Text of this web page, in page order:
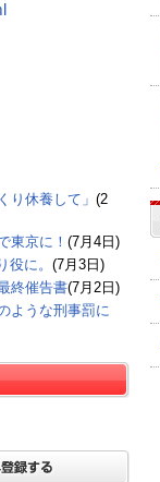
り休養して」 (2
東京に！ (7月4日)
に。 (7月3日)
終催告書(7月2日)
ような刑事罰に